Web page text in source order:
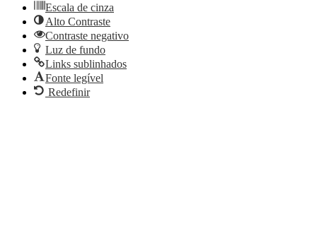
Escala de cinza
Alto Contraste
Contraste negativo
Luz de fundo
Links sublinhados
Fonte legível
Redefinir